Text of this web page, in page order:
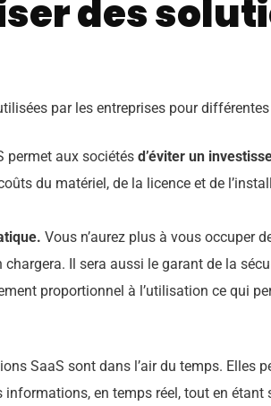
des
par les entreprises pour
permet aux sociétés d’éviter un
du matériel, de la licence et de
Vous n’aurez plus à vous occuper
Il sera aussi le garant de la
proportionnel à l’utilisation ce qui
SaaS sont dans l’air du temps. Elles
informations, en temps réel, tout en